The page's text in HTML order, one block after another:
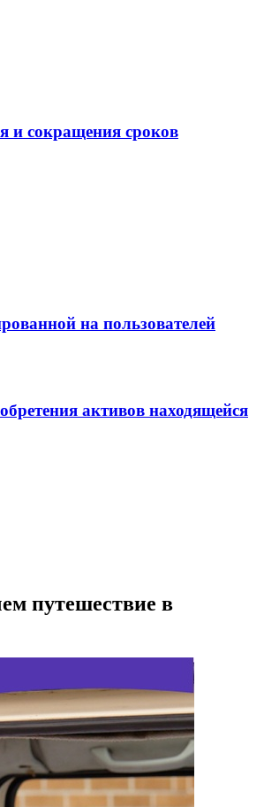
и сокращения сроков
на пользователей
активов находящейся
путешествие в